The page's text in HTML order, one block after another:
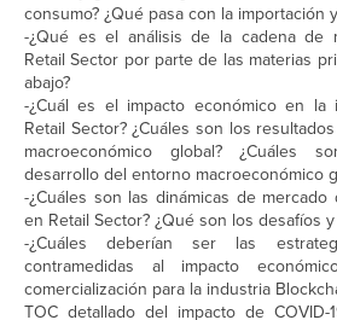
consumo? ¿Qué pasa con la importación
-¿Qué es el análisis de la cadena de
Retail Sector por parte de las materias
abajo?
-¿Cuál es el impacto económico en la
Retail Sector? ¿Cuáles son los
macroeconómico global? ¿Cuáles
desarrollo del entorno macroeconómico
-¿Cuáles son las dinámicas de
en Retail Sector? ¿Qué son los desafíos
-¿Cuáles deberían ser las
contramedidas al impacto
comercialización para la industria
TOC detallado del impacto de